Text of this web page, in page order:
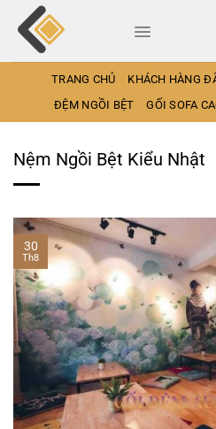
qua
TRANG CHỦ KHÁCH HÀNG
ĐỆM NGỒI BỆT
GỐI SOFA
Nệm Ngồi Bệt Kiểu Nhật
30
Th8